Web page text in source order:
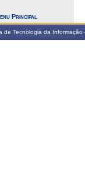
Principal
de Tecnologia da